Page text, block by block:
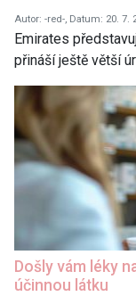
Autor: -red-, Datum: 20. 7.
Emirates
přináší ještě větší
Došly vám léky
účinnou látku